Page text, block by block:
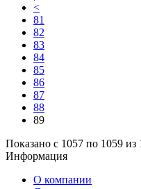
<
81
82
83
84
85
86
87
88
89
Показано с 1057 по 1059 из
Информация
О компании